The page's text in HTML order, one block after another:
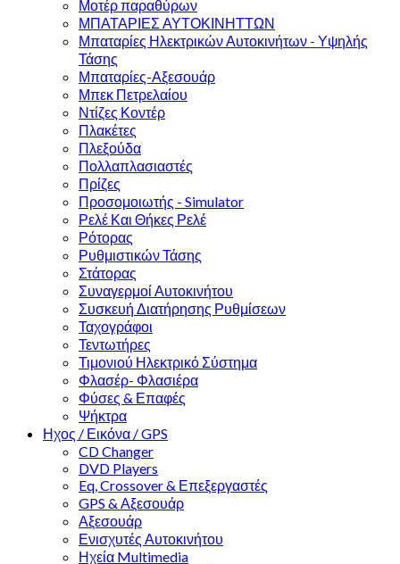
Μοτέρ παραθύρων
ΜΠΑΤΑΡΙΕΣ ΑΥΤΟΚΙΝΗΤΤΩΝ
Μπαταρίες Ηλεκτρικών Αυτοκινήτων - Υψηλής
Τάσης
Μπαταρίες-Αξεσουάρ
Μπεκ Πετρελαίου
Ντίζες Κοντέρ
Πλακέτες
Πλεξούδα
Πολλαπλασιαστές
Πρίζες
Προσομοιωτής - Simulator
Ρελέ Και Θήκες Ρελέ
Ρότορας
Ρυθμιστικών Τάσης
Στάτορας
Συναγερμοί Αυτοκινήτου
Συσκευή Διατήρησης Ρυθμίσεων
Ταχογράφοι
Τεντωτήρες
Τιμονιού Ηλεκτρικό Σύστημα
Φλασέρ- Φλασιέρα
Φύσες & Επαφές
Ψήκτρα
Ηχος / Εικόνα / GPS
CD Changer
DVD Players
Eq, Crossover & Επεξεργαστές
GPS & Αξεσουάρ
Αξεσουάρ
Ενισχυτές Αυτοκινήτου
Ηχεία Multimedia